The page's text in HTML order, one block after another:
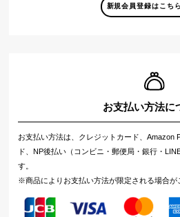
新規会員登録はこちら
お支払い方法に
お支払い方法は、クレジットカード、Amazon
ド、NP後払い（コンビニ・郵便局・銀行・
す。
※商品によりお支払い方法が限定される場合が